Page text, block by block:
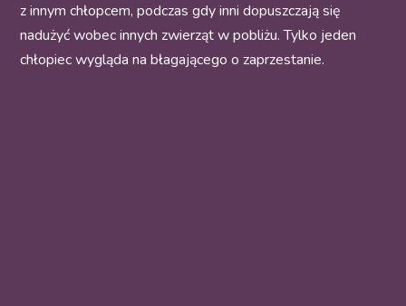
z innym chłopcem, podczas gdy inni dopuszczają się
nadużyć wobec innych zwierząt w pobliżu. Tylko jeden
chłopiec wygląda na błagającego o zaprzestanie.